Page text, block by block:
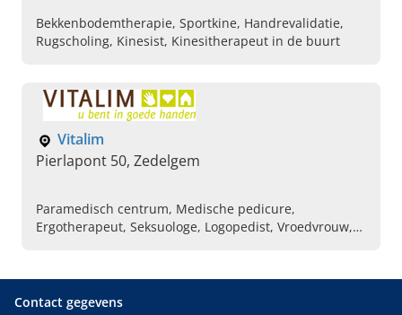
Bekkenbodemtherapie, Sportkine, Handrevalidatie,
Rugscholing, Kinesist, Kinesitherapeut in de buurt
Vitalim
Pierlapont 50, Zedelgem
Paramedisch centrum, Medische pedicure,
Ergotherapeut, Seksuologe, Logopedist, Vroedvrouw,
Contact gegevens